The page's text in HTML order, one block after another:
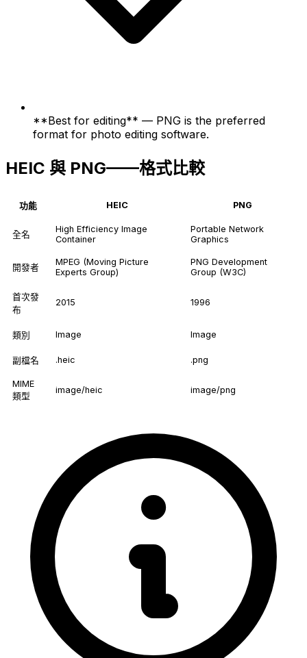
**Best for editing** — PNG is the preferred
format for photo editing software.
HEIC 與 PNG——格式比較
功能 HEIC PNG
全名
High Efficiency Image
Container
Portable Network
Graphics
開發者
MPEG (Moving Picture
Experts Group)
PNG Development
Group (W3C)
首次發
布
2015 1996
類別 Image Image
副檔名 .heic .png
MIME
類型
image/heic image/png